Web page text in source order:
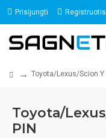
Prisijungti Registruotis
Toyota/Lexus/Scion Y
Toyota/
PIN